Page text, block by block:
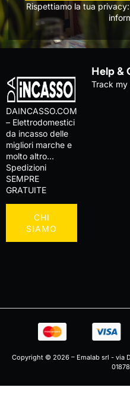
Rispettiamo la tua
DAINCASSO.COM
– Elettrodomestici
da incasso delle
migliori marche e
molto altro…
Spedizioni
SEMPRE
GRATUITE
CHI
SIAMO
Help &
Track my
Copyright © 2026 – Emalab srl - via